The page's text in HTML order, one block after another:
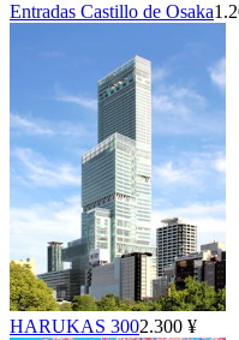
Entradas Castillo de Osaka
HARUKAS 3002.300 ¥